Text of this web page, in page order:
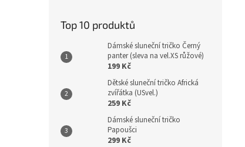
Top 10 produktů
Dámské sluneční tričko Černý
panter (sleva na vel.XS růžové)
199 Kč
Dětské sluneční tričko Africká
zvířátka (USvel.)
259 Kč
Dámské sluneční tričko
Papoušci
299 Kč